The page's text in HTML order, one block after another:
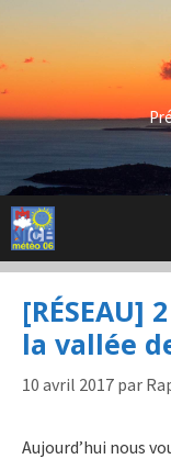
contenu
[RÉSEAU]
la vallée
10 avril 2017 par
Aujourd’hui nous